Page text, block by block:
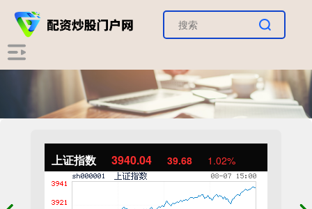
上证指数 3940.04 39.68 1.02%